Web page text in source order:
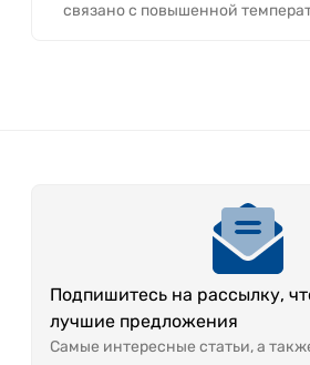
связано с повышенной
Подпишитесь на рассылку,
лучшие предложения
Самые интересные статьи, а